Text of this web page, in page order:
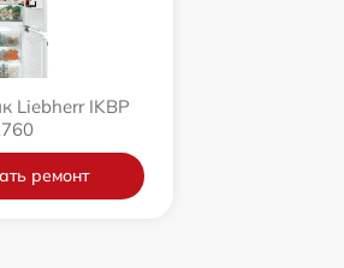
Liebherr IKBP
ремонт